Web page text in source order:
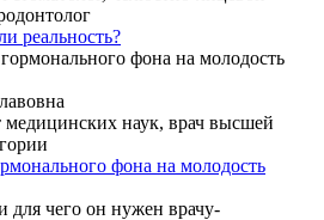
реальность?
медицинских наук, врач высшей
фона на молодость